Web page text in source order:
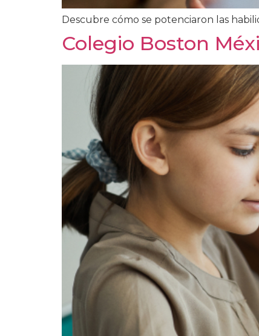
Descubre cómo se potenciaron las
Colegio Boston